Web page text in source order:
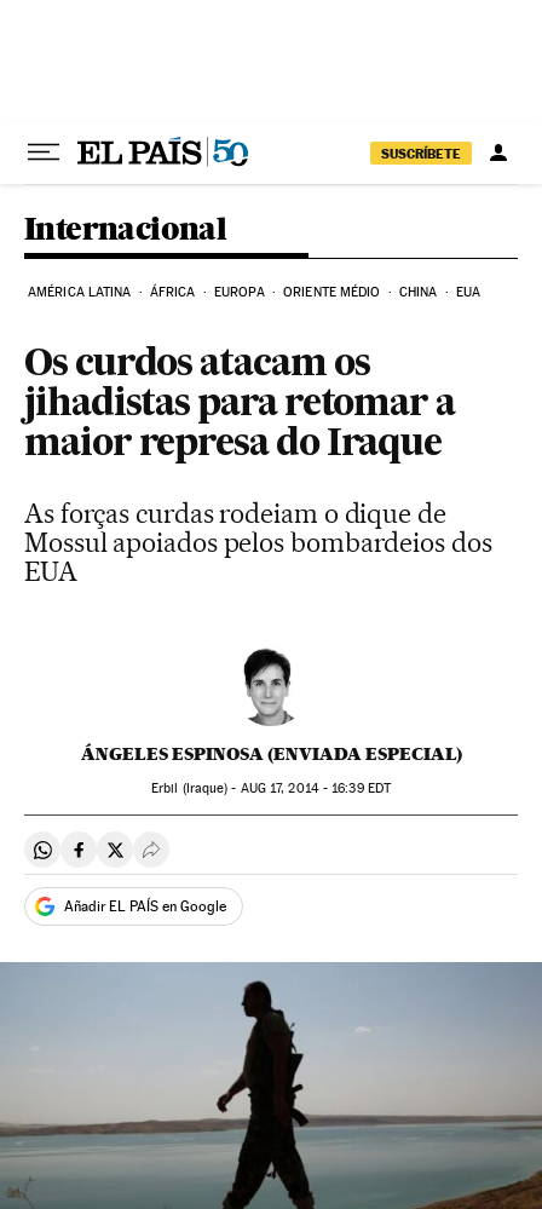
SUSCRÍBETE
Internacional
AMÉRICA LATINA ÁFRICA EUROPA ORIENTE MÉDIO CHINA EUA
Os curdos atacam os
jihadistas para retomar a
maior represa do Iraque
As forças curdas rodeiam o dique de
Mossul apoiados pelos bombardeios dos
EUA
ÁNGELES ESPINOSA (ENVIADA ESPECIAL)
Erbil (Iraque) - AUG17, 2014 - 16:39EDT
Compartir en Whatsapp
Compartir en Facebook
Compartir en Twitter
Desplegar Redes Sociales
Añadir EL PAÍS en Google